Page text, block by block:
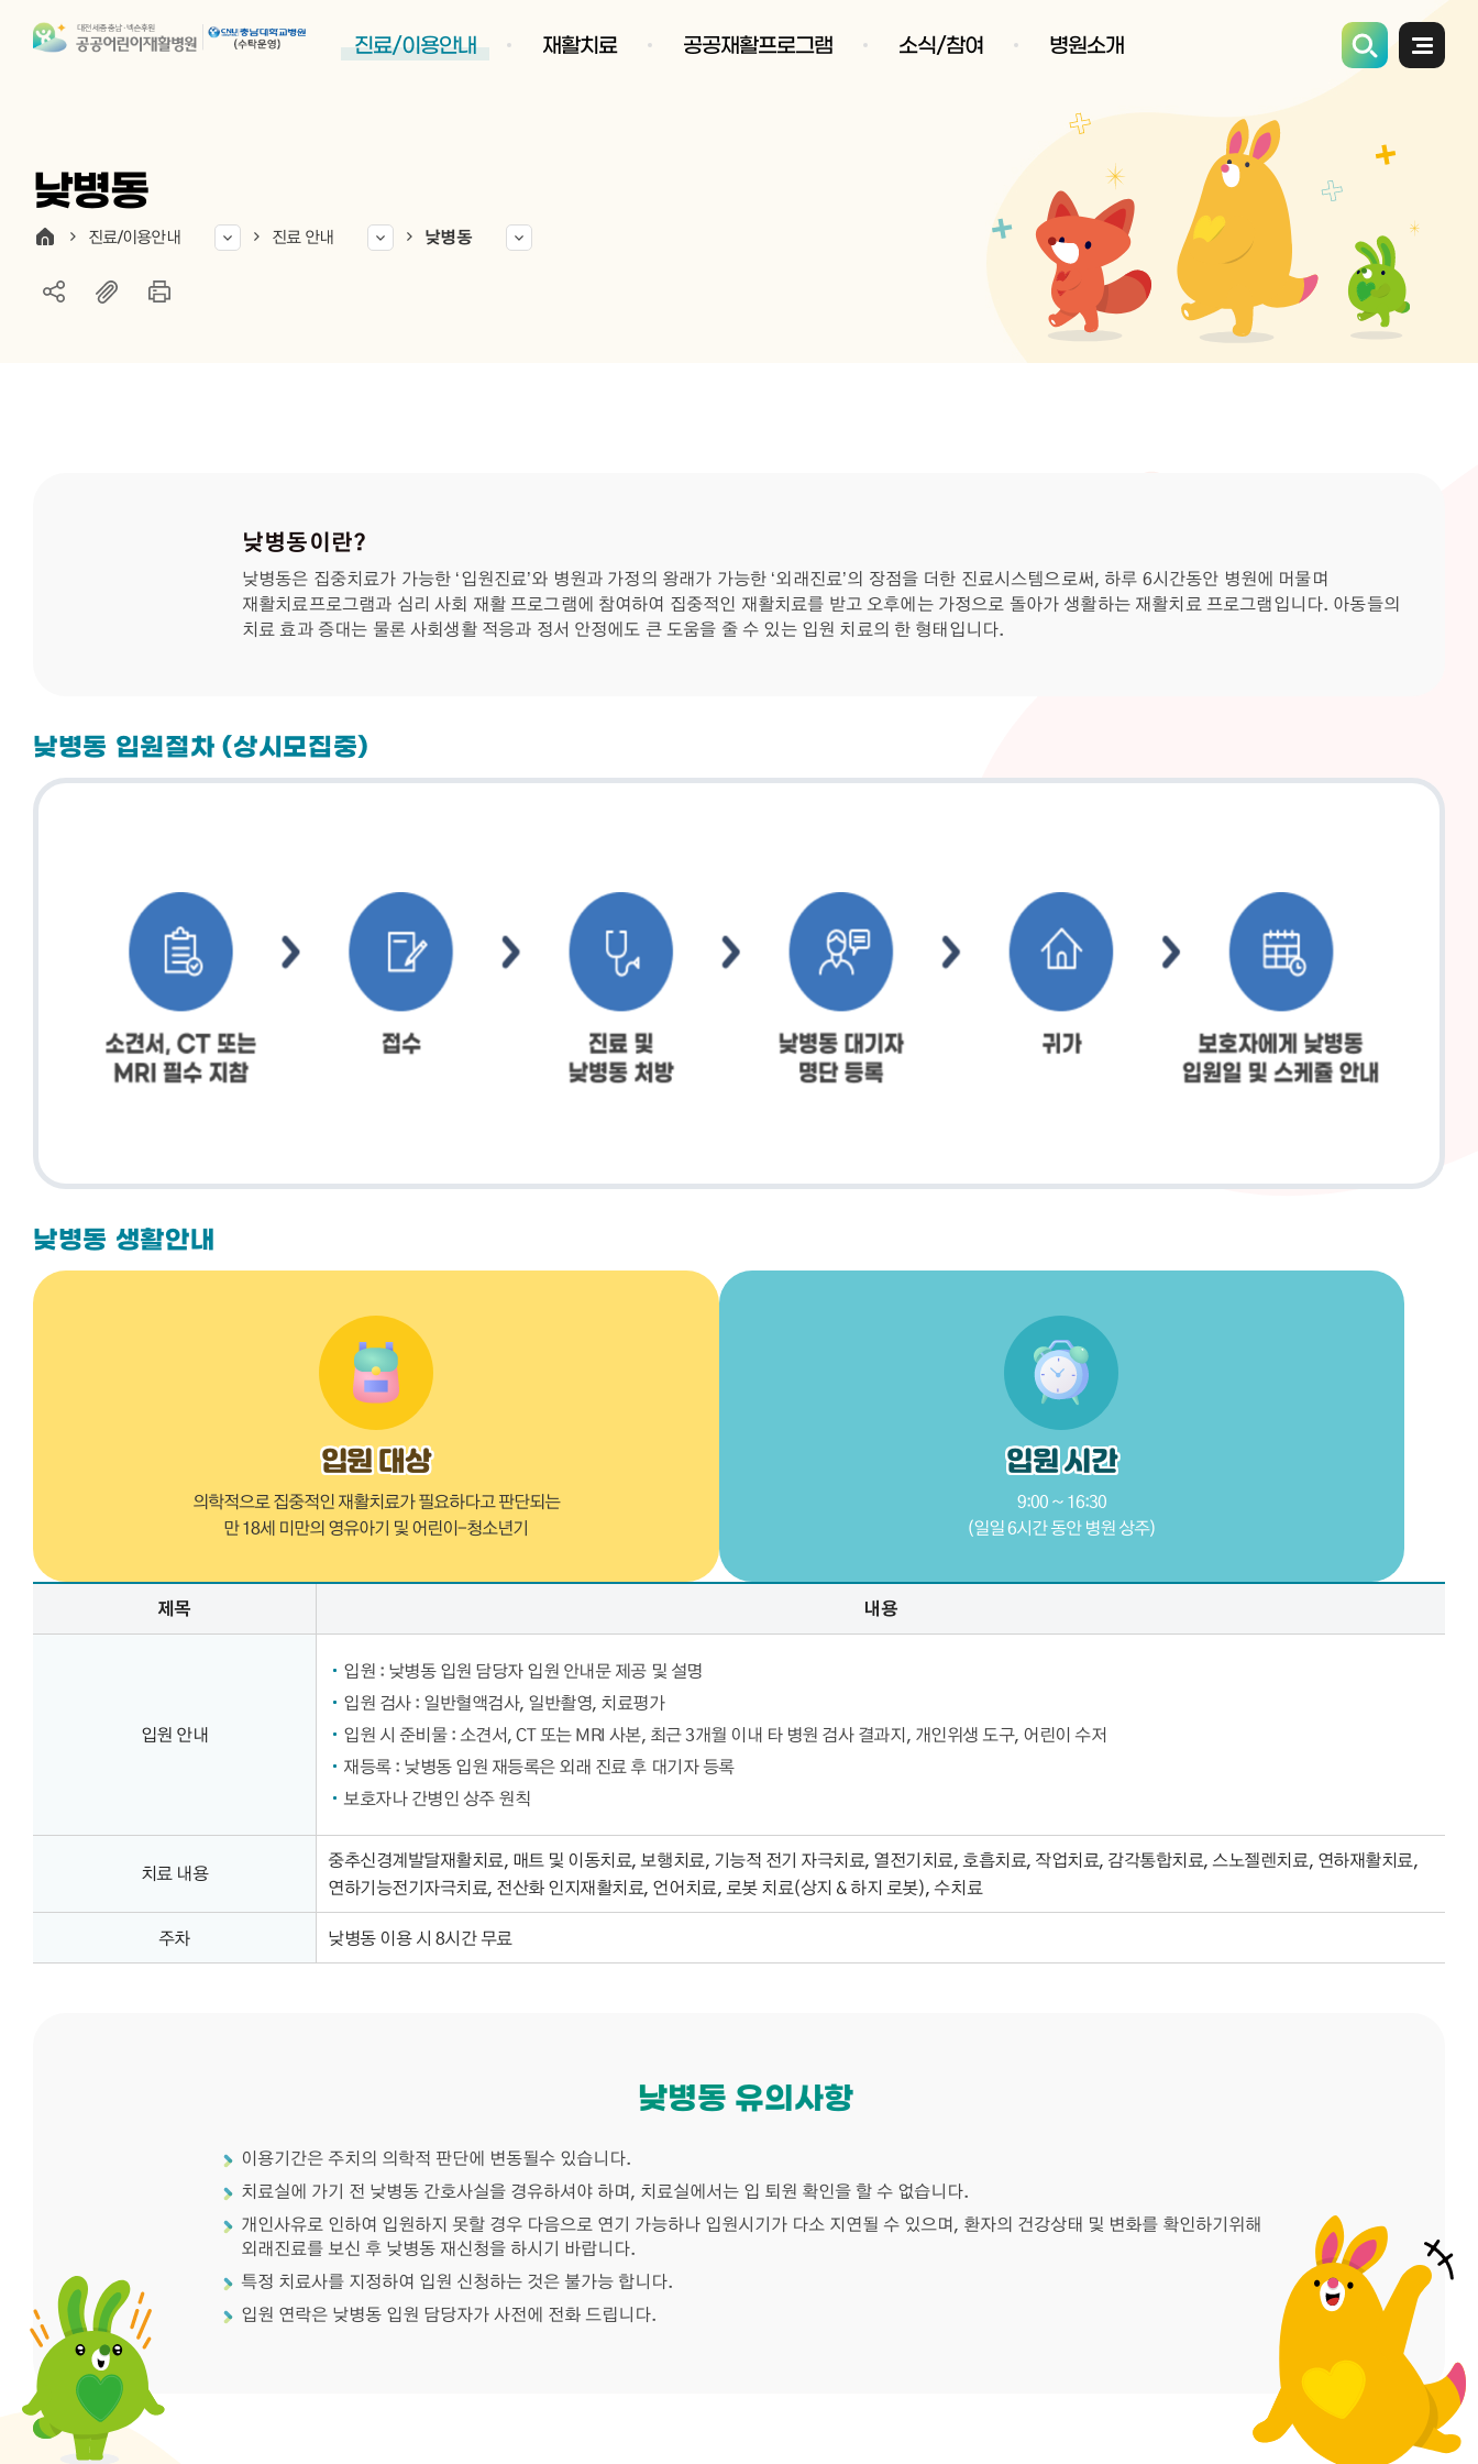
전체메
진료/이용안내 재활치료 공공재활프로그램 소식/참여 병원소개
낮병동
진료/이용안내 진료 안내 낮병동
낮병동이란?
낮병동은 집중치료가 가능한 ‘입원진료’와 병원과 가정의 왕래가 가능한 ‘외래진료’의 장점을 더한 진료시스템으로써, 하루 6시간동안 병원에 머물며
재활치료프로그램과 심리 사회 재활 프로그램에 참여하여 집중적인 재활치료를 받고 오후에는 가정으로 돌아가 생활하는 재활치료 프로그램입니다. 아동들의
치료 효과 증대는 물론 사회생활 적응과 정서 안정에도 큰 도움을 줄 수 있는 입원 치료의 한 형태입니다.
낮병동 입원절차 (상시모집중)
낮병동 생활안내
입원 대상
의학적으로 집중적인 재활치료가 필요하다고 판단되는
만 18세 미만의 영유아기 및 어린이-청소년기
입원 시간
9:00 ~ 16:30
(일일 6시간 동안 병원 상주)
낮병동 입원절차 – 병동, 병동 입원 정보 제공
제목 내용
입원 안내
입원 : 낮병동 입원 담당자 입원 안내문 제공 및 설명
입원 검사 : 일반혈액검사, 일반촬영, 치료평가
입원 시 준비물 : 소견서, CT 또는 MRI 사본, 최근 3개월 이내 타 병원 검사 결과지, 개인위생 도구, 어린이 수저
재등록 : 낮병동 입원 재등록은 외래 진료 후 대기자 등록
보호자나 간병인 상주 원칙
치료 내용
중추신경계발달재활치료, 매트 및 이동치료, 보행치료, 기능적 전기 자극치료, 열전기치료, 호흡치료, 작업치료, 감각통합치료, 스노젤렌치료, 연하재활치료,
연하기능전기자극치료, 전산화 인지재활치료, 언어치료, 로봇 치료(상지 & 하지 로봇), 수치료
주차
낮병동 이용 시 8시간 무료
낮병동 유의사항
이용기간은 주치의 의학적 판단에 변동될수 있습니다.
치료실에 가기 전 낮병동 간호사실을 경유하셔야 하며, 치료실에서는 입 퇴원 확인을 할 수 없습니다.
개인사유로 인하여 입원하지 못할 경우 다음으로 연기 가능하나 입원시기가 다소 지연될 수 있으며, 환자의 건강상태 및 변화를 확인하기위해
외래진료를 보신 후 낮병동 재신청을 하시기 바랍니다.
특정 치료사를 지정하여 입원 신청하는 것은 불가능 합니다.
입원 연락은 낮병동 입원 담당자가 사전에 전화 드립니다.